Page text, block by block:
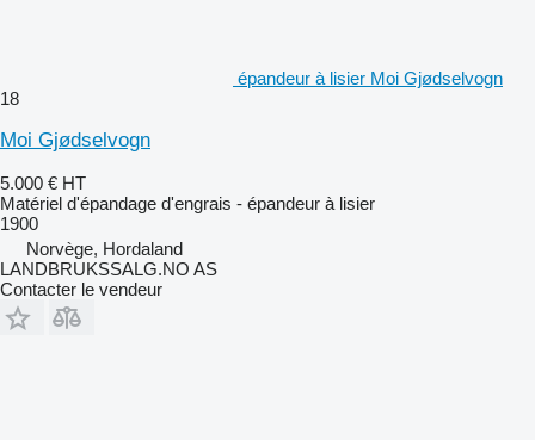
épandeur à lisier Moi Gjødselvogn
18
Moi Gjødselvogn
5.000 € HT
Matériel d'épandage d'engrais - épandeur à lisier
1900
Norvège, Hordaland
LANDBRUKSSALG.NO AS
Contacter le vendeur